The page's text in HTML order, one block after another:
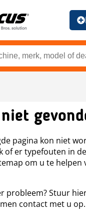
pagina kon niet
of er typefouten in
om u te helpen
probleem? Stuur
contact met u